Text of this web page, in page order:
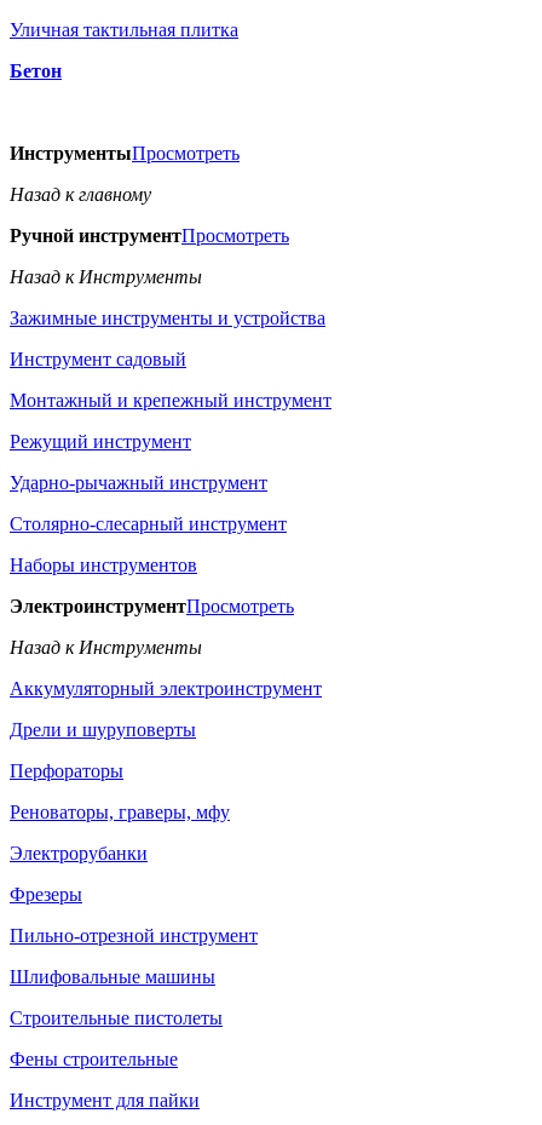
Уличная тактильная плитка
Бетон
ИнструментыПросмотреть
Назад к главному
Ручной инструментПросмотреть
Назад к Инструменты
Зажимные инструменты и устройства
Инструмент садовый
Монтажный и крепежный инструмент
Режущий инструмент
Ударно-рычажный инструмент
Столярно-слесарный инструмент
Наборы инструментов
ЭлектроинструментПросмотреть
Назад к Инструменты
Аккумуляторный электроинструмент
Дрели и шуруповерты
Перфораторы
Реноваторы, граверы, мфу
Электрорубанки
Фрезеры
Пильно-отрезной инструмент
Шлифовальные машины
Строительные пистолеты
Фены строительные
Инструмент для пайки